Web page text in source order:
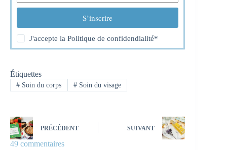
S’inscrire
J'accepte laPolitique de confidendialité*
Étiquettes
#Soin du corps #Soin du visage
PRÉCÉDENT SUIVANT
49 commentaires